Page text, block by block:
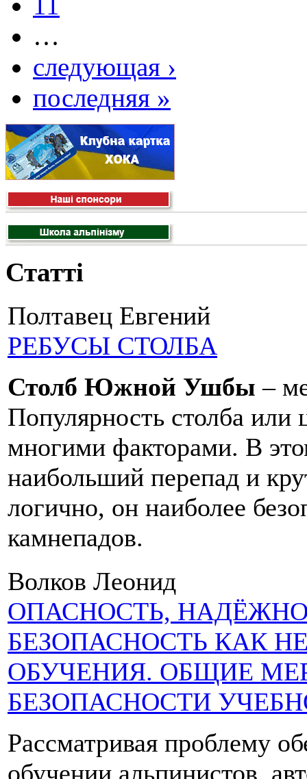
…
следующая ›
последняя »
Статті
Полтавец Евгений
РЕБУСЫ СТОЛБА
Столб Южной Ушбы –
Популярность столба
многими факторами. В
наибольший перепад и
логично, он наиболее
камнепадов.
Волков Леонид
ОПАСНОСТЬ,
БЕЗОПАСНОСТЬ КАК
ОБУЧЕНИЯ. ОБЩИЕ
БЕЗОПАСНОСТИ
Рассматривая проблему
обучении альпинистов,